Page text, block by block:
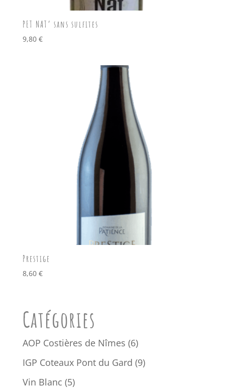
PET NAT’ sans sulfites
9,80 €
Prestige
8,60 €
Catégories
AOP Costières de Nîmes 66
produits
IGP Coteaux Pont du Gard 99
Vin Blanc 55